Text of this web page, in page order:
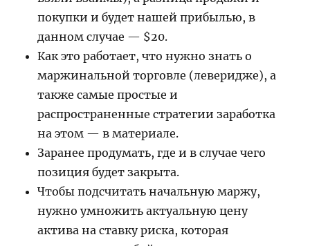
покупки и будет нашей прибылью, в
данном случае — $20.
Как это работает, что нужно знать о
маржинальной торговле (леверидже), а
также самые простые и
распространенные стратегии заработка
на этом — в материале.
Заранее продумать, где и в случае чего
позиция будет закрыта.
Чтобы подсчитать начальную маржу,
нужно умножить актуальную цену
актива на ставку риска, которая